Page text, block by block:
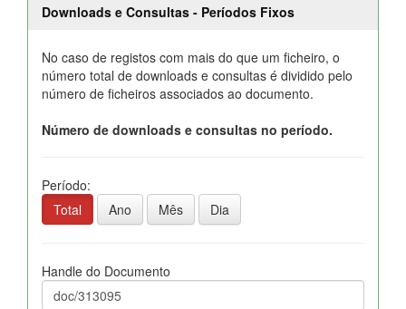
Downloads e Consultas - Períodos Fixos
No caso de registos com mais do que um ficheiro, o
número total de downloads e consultas é dividido pelo
número de ficheiros associados ao documento.
Número de downloads e consultas no período.
Período:
Total
Ano Mês Dia
Handle do Documento